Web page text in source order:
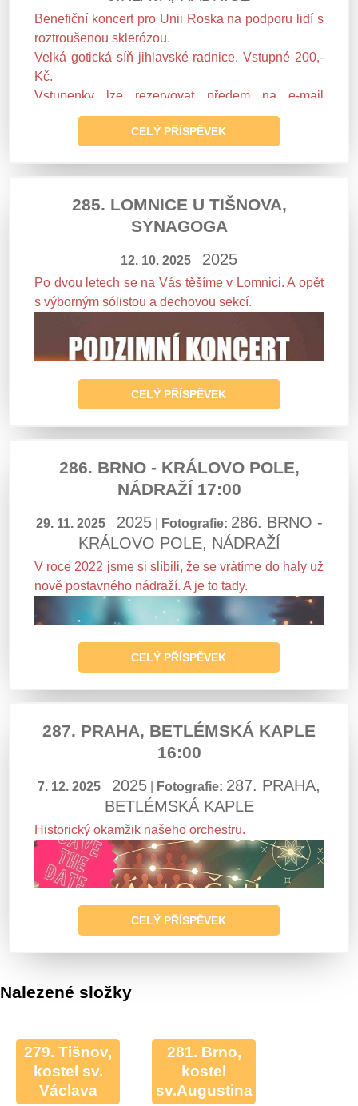
Benefiční koncert pro Unii Roska na podporu lidí s
roztroušenou sklerózou.
Velká gotická síň jihlavské radnice. Vstupné 200,-
Kč.
Vstupenky lze rezervovat předem na e-mail
jitka.roska@seznam.cza cenu uhradit na účet
250975556/0300nebo zakoupit na místě před
CELÝ PŘÍSPĚVEK
285. LOMNICE U TIŠNOVA,
SYNAGOGA
12. 10. 2025 2025
Po dvou letech se na Vás těšíme v Lomnici. A opět
s výborným sólistou a dechovou sekcí.
CELÝ PŘÍSPĚVEK
286. BRNO - KRÁLOVO POLE,
NÁDRAŽÍ 17:00
29. 11. 2025 2025 Fotografie: 286. BRNO -
KRÁLOVO POLE, NÁDRAŽÍ
V roce 2022 jsme si slíbili, že se vrátíme do haly už
nově postavného nádraží. A je to tady.
CELÝ PŘÍSPĚVEK
287. PRAHA, BETLÉMSKÁ KAPLE
16:00
7. 12. 2025 2025 Fotografie: 287. PRAHA,
BETLÉMSKÁ KAPLE
Historický okamžik našeho orchestru.
CELÝ PŘÍSPĚVEK
Nalezené složky
279. Tišnov,
kostel sv.
Václava
281. Brno,
kostel
sv.Augustina